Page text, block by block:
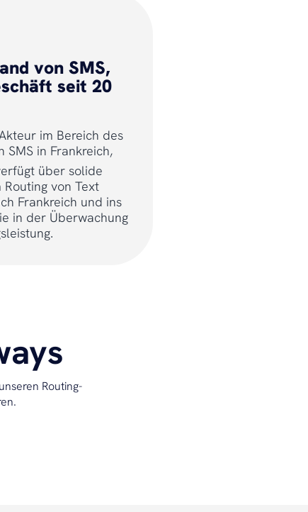
von SMS,
seit 20
im Bereich des
SMS in Frankreich,
über solide
von Text
Frankreich und ins
in der Überwachung
Routing-